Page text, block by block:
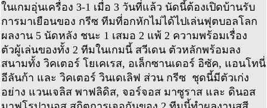
ในเกมอุ่นเครื่อง 3-1 เมื่อ 3 วันที่แล้ว นัดนี้ต้องเปิดบ้านรับ
การมาเยือนของ กรีซ ทีมที่อกหักไม่ได้ไปเล่นฟุตบอลโลก
ผลงาน 5 นัดหลัง ชนะ 1 เสมอ 2 แพ้ 2 ความพร้อมเรื่อง
ตัวผู้เล่นของทั้ง 2 ทีมในเกมนี้ สวีเดน ตัวหลักพร้อมลง
สนามทั้ง วิคเตอร์ โยเคเรส, อเล็กซานเดอร์ อิซัค, แอนโทนี่
อีลันก้า และ วิคเตอร์ วินเดเลิฟ ส่วน กรีซ ชุดนี้มีตัวเก่ง
อย่าง แวนเจลิส พาฟลิดิส, จอร์จอส มาซูราส และ ดินอส